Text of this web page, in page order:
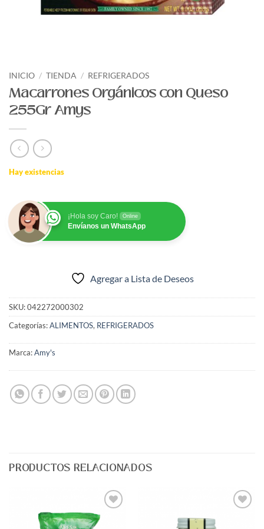
INICIO / TIENDA / REFRIGERADOS
Macarrones Orgánicos con Queso
255Gr Amys
Hay existencias
¡Hola soy Caro! Online
Envíanos un WhatsApp
Agregar a Lista de Deseos
SKU:042272000302
Categorías:ALIMENTOS, REFRIGERADOS
Marca:Amy's
PRODUCTOS RELACIONADOS
Agregar